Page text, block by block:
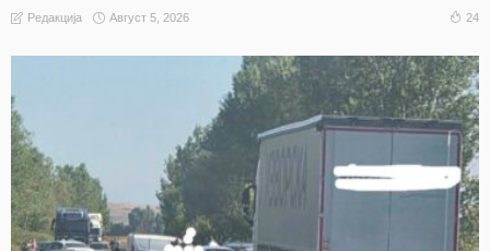
Редакција Август 5, 2026 24